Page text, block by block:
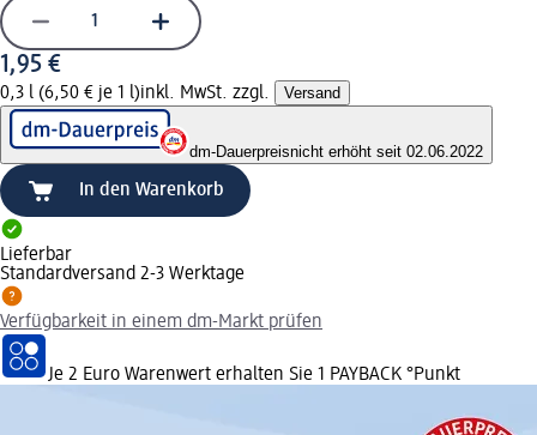
1,95 €
0,3 l (6,50 € je 1 l)inkl. MwSt. zzgl. Versand
dm-Dauerpreisnicht erhöht seit 02.06.2022
In den Warenkorb
Lieferbar
Standardversand 2-3 Werktage
Verfügbarkeit in einem dm-Markt prüfen
Je 2 Euro Warenwert erhalten Sie 1 PAYBACK °Punkt